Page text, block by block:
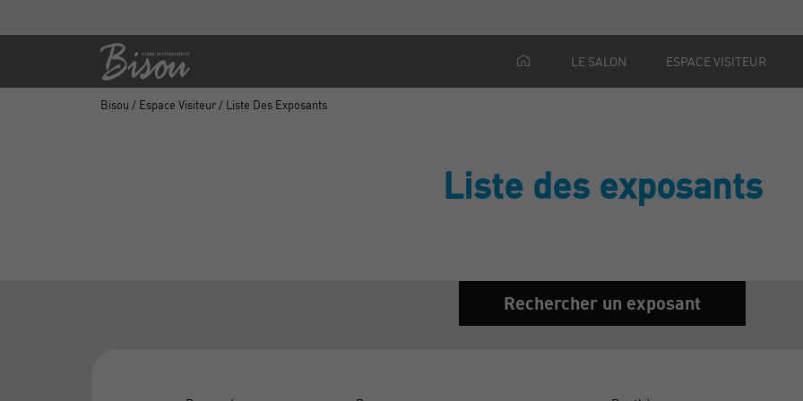
LE SALON ESPACE VISITEUR
Bisou / Espace Visiteur / Liste Des Exposants
Liste des exposants
Rechercher un exposant